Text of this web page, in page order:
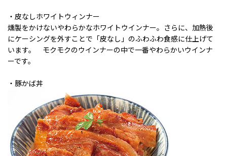
・皮なしホワイトウィンナー
燻製をかけないやわらかなホワイトウインナー。さらに、加熱後
にケーシングを外すことで「皮なし」のふわふわ食感に仕上げて
います。 モクモクのウインナーの中で一番やわらかいウインナ
ーです。
・豚かば丼